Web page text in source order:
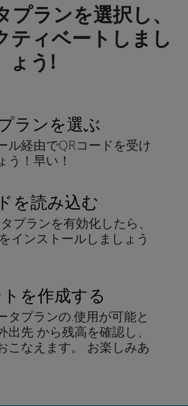
ランを選択し、
ティベートしまし
ょう!
ランを選ぶ
ル経由でQRコードを受け
う！早い！
を読み込む
プランを有効化したら、
インストールしま しょう
を作成する
タプランの.使用が可能と
出先 から残高を確認し、
なえます。
お楽しみあ